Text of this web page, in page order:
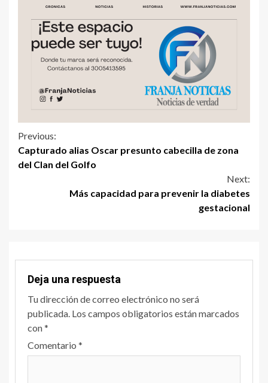
Previous:
Capturado alias Oscar presunto cabecilla de zona
del Clan del Golfo
Next:
Más capacidad para prevenir la diabetes
gestacional
Deja una respuesta
Tu dirección de correo electrónico no será
publicada. Los campos obligatorios están marcados
con*
Comentario *